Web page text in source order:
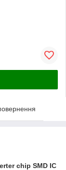
chip SMD IC